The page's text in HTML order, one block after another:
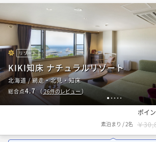
1 2 3 45
リゾート
KIKI知床 ナチュラルリゾート
北海道 / 網走・北見・知床
総合点4.7（26件のレビュー）
ポイ
素泊まり /2名 ￥